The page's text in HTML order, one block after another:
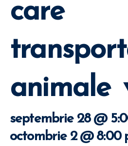
care
animale
septembrie 28 @
octombrie 2 @ 8:00